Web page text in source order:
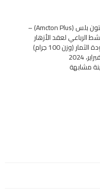
أمكتون بلس (Amcton Plus) –
الرباعي لعقد الأزهار
(وزن 100 جرام)
مشابهة